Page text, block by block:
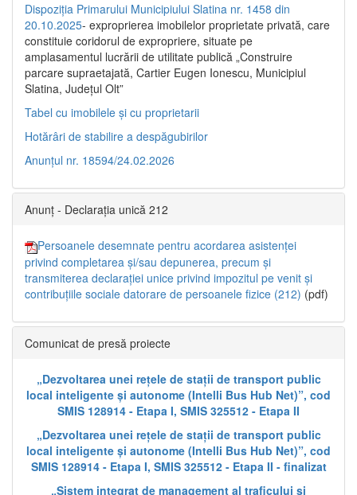
Dispoziția Primarului Municipiului Slatina nr. 1458 din
20.10.2025- exproprierea imobilelor proprietate privată, care
constituie coridorul de expropriere, situate pe
amplasamentul lucrării de utilitate publică „Construire
parcare supraetajată, Cartier Eugen Ionescu, Municipiul
Slatina, Județul Olt”
Tabel cu imobilele și cu proprietarii
Hotărâri de stabilire a despăgubirilor
Anunțul nr. 18594/24.02.2026
Anunț - Declarația unică 212
Persoanele desemnate pentru acordarea asistenței
privind completarea și/sau depunerea, precum și
transmiterea declarației unice privind impozitul pe venit și
contribuțiile sociale datorare de persoanele fizice (212) (pdf)
Comunicat de presă proiecte
„Dezvoltarea unei rețele de stații de transport public
local inteligente și autonome (Intelli Bus Hub Net)”, cod
SMIS 128914 - Etapa I, SMIS 325512 - Etapa II
„Dezvoltarea unei rețele de stații de transport public
local inteligente și autonome (Intelli Bus Hub Net)”, cod
SMIS 128914 - Etapa I, SMIS 325512 - Etapa II - finalizat
„Sistem integrat de management al traficului și